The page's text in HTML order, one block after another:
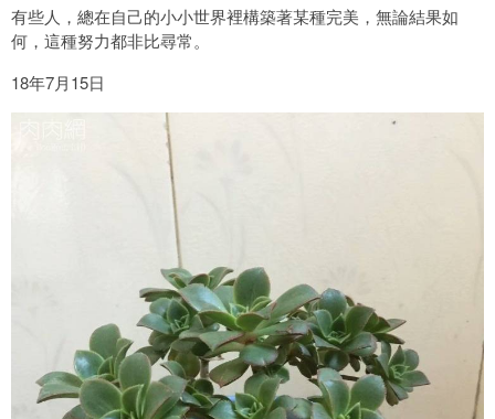
有些人，總在自己的小小世界裡構築著某種完美，無論結果如
何，這種努力都非比尋常。
18年7月15日